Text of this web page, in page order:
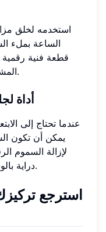
استخدمه لخلق
الساعة بملء
قطعة فنية رقمية
المشتركة أو المقاهي أو مكتبك المنزلي.
أداة
عندما تحتاج إلى
يمكن أن تكون
لإزالة السموم
دراية بالوقت دون إعادتك إلى العالم الرقمي.
استرجع